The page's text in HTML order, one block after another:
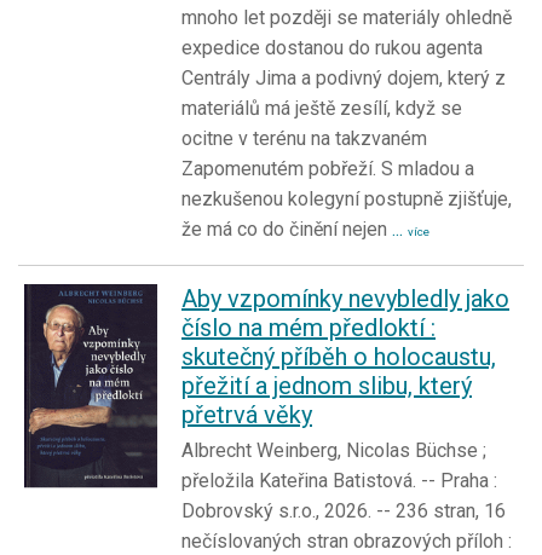
mnoho let později se materiály ohledně
expedice dostanou do rukou agenta
Centrály Jima a podivný dojem, který z
materiálů má ještě zesílí, když se
ocitne v terénu na takzvaném
Zapomenutém pobřeží. S mladou a
nezkušenou kolegyní postupně zjišťuje,
že má co do činění nejen ... více
Aby vzpomínky nevybledly jako
číslo na mém předloktí :
skutečný příběh o holocaustu,
přežití a jednom slibu, který
přetrvá věky
Albrecht Weinberg, Nicolas Büchse ;
přeložila Kateřina Batistová. -- Praha :
Dobrovský s.r.o., 2026. -- 236 stran, 16
nečíslovaných stran obrazových příloh :